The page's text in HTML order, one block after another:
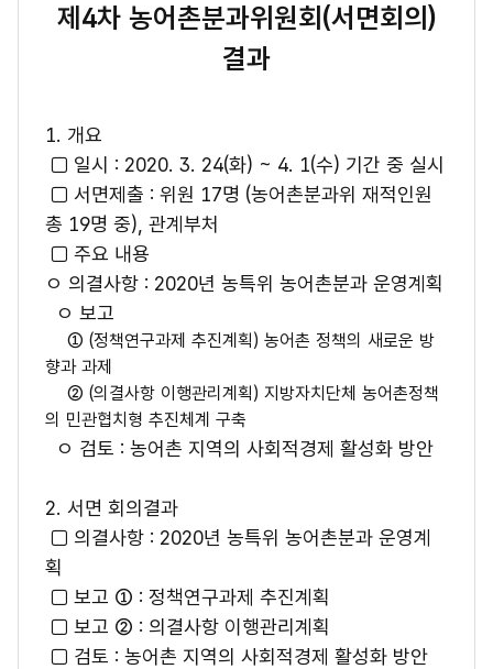
제4차 농어촌분과위원회(서면회의)
결과
1. 개요
□ 일시 : 2020. 3. 24(화) ~ 4. 1(수) 기간 중 실시
□ 서면제출 : 위원 17명 (농어촌분과위 재적인원
총 19명 중), 관계부처
□ 주요 내용
ㅇ 의결사항 : 2020년 농특위 농어촌분과 운영계획
ㅇ 보고
① (정책연구과제 추진계획) 농어촌 정책의 새로운 방
향과 과제
② (의결사항 이행관리계획) 지방자치단체 농어촌정책
의 민관협치형 추진체계 구축
ㅇ 검토 : 농어촌 지역의 사회적경제 활성화 방안
2. 서면 회의결과
□ 의결사항 : 2020년 농특위 농어촌분과 운영계
획
□ 보고 ① : 정책연구과제 추진계획
□ 보고 ② : 의결사항 이행관리계획
□ 검토 : 농어촌 지역의 사회적경제 활성화 방안